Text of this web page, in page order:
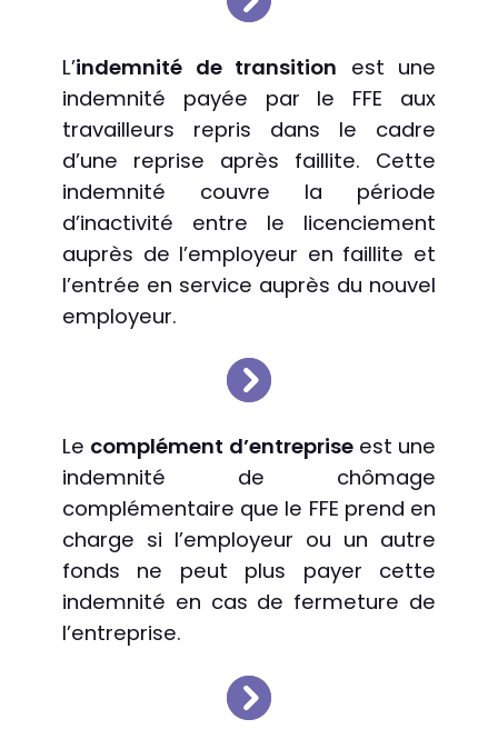
L’indemnité de transition est une
indemnité payée par le FFE aux
travailleurs repris dans le cadre
d’une reprise après faillite. Cette
indemnité couvre la période
d’inactivité entre le licenciement
auprès de l’employeur en faillite et
l’entrée en service auprès du nouvel
employeur.
Le complément d’entrepriseest une
indemnité de chômage
complémentaire que le FFE prend en
charge si l’employeur ou un autre
fonds ne peut plus payer cette
indemnité en cas de fermeture de
l’entreprise.